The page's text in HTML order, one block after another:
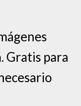
Gratis para